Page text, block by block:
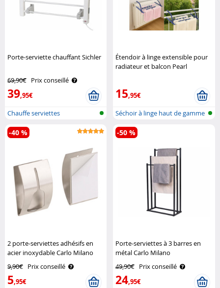
Porte-serviette chauffant Sichler
69,90€ Prix conseillé
39,95€
Chauffe serviettes
Étendoir à linge extensible pour
radiateur et balcon Pearl
15,95€
Séchoir à linge haut de gamme
exten..
2 porte-serviettes adhésifs en
acier inoxydable Carlo Milano
9,90€ Prix conseillé
5,95€
-40 %
Porte-serviettes à 3 barres en
métal Carlo Milano
49,90€ Prix conseillé
24,95€
-50 %